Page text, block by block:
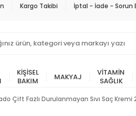
Kargo Takibi İptal - İade - Sorun
KIŞISEL
BAKIM
MAKYAJ
VITAMIN
SAĞLIK
Çift Fazlı Durulanmayan Sıvı Saç Kremi